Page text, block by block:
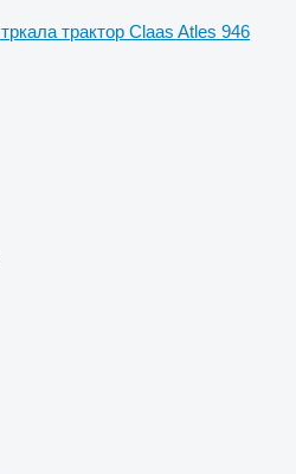
тркала трактор Claas Atles 946